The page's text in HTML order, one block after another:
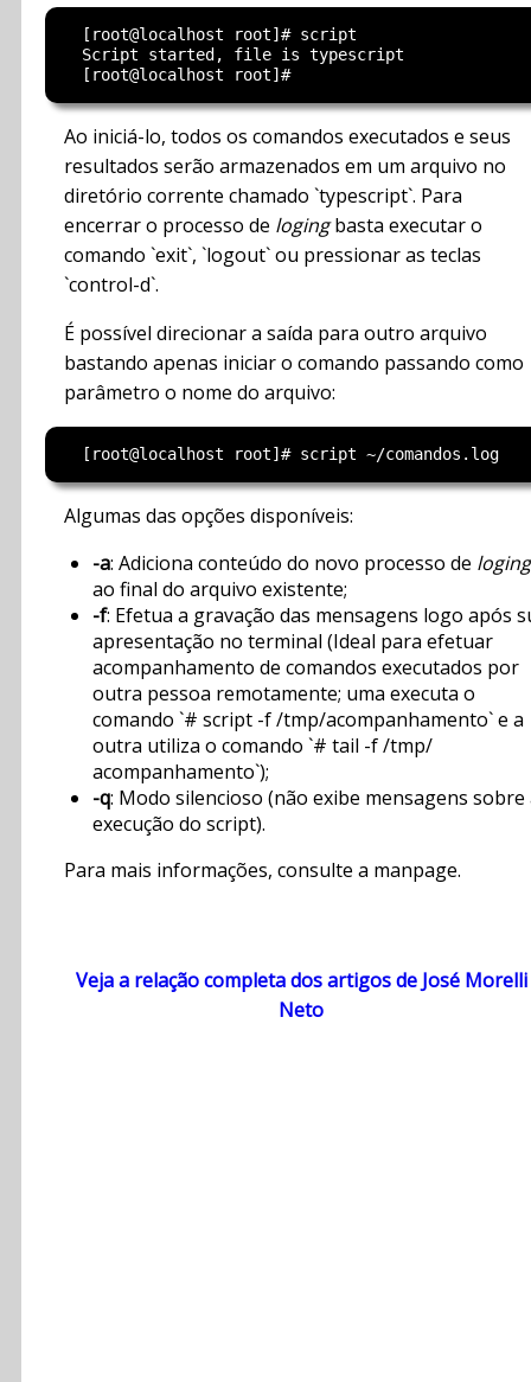
  [root@localhost root]# script
  Script started, file is typescript
Ao iniciá-lo, todos os comandos executados e seus
resultados serão armazenados em um arquivo no
diretório corrente chamado `typescript`. Para
encerrar o processo de logingbasta executar o
comando `exit`, `logout` ou pressionar as teclas
`control-d`.
É possível direcionar a saída para outro arquivo
bastando apenas iniciar o comando passando como
parâmetro o nome do arquivo:
Algumas das opções disponíveis:
-a: Adiciona conteúdo do novo processo de loging
ao final do arquivo existente;
-f: Efetua a gravação das mensagens logo após
apresentação no terminal (Ideal para efetuar
acompanhamento de comandos executados por
outra pessoa remotamente; uma executa o
comando `# script -f /tmp/acompanhamento` e a
outra utiliza o comando `# tail -f /tmp/
acompanhamento`);
-q: Modo silencioso (não exibe mensagens sobre
execução do script).
Para mais informações, consulte a manpage.
Veja a relação completa dos artigos de José Morelli
Neto